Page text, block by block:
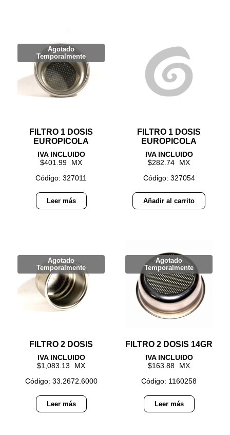
FILTRO 1 DOSIS
EUROPICOLA
401.99
Código: 327011
Leer más
FILTRO 1 DOSIS
EUROPICOLA
282.74
Código: 327054
Añadir al carrito
FILTRO 2 DOSIS
1,083.13
Código: 33.2672.6000
Leer más
FILTRO 2 DOSIS 14GR
163.88
Código: 1160258
Leer más